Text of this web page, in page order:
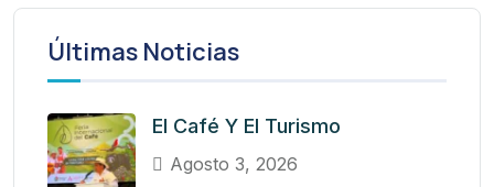
Últimas Noticias
El Café Y El Turismo
Agosto 3, 2026